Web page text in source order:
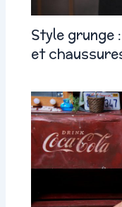
Style grunge
et